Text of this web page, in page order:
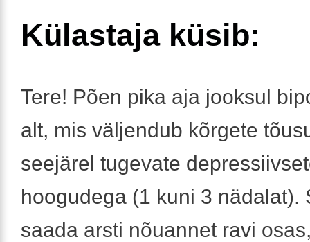
Külastaja küsib:
Tere! Põen pika aja jooksul
alt, mis väljendub kõrgete
seejärel tugevate
hoogudega (1 kuni 3 nädalat).
saada arsti nõuannet ravi